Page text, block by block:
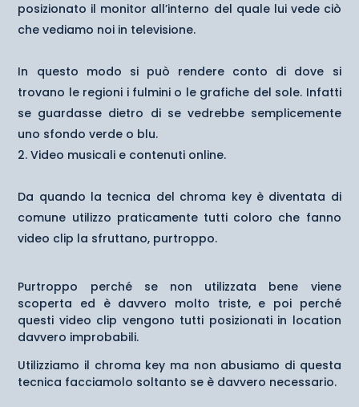
posizionato il monitor all’interno del quale lui vede ciò
che vediamo noi in televisione.
In questo modo si può rendere conto di dove si
trovano le regioni i fulmini o le grafiche del sole. Infatti
se guardasse dietro di se vedrebbe semplicemente
uno sfondo verde o blu.
Video musicali e contenuti online.
Da quando la tecnica del chroma key è diventata di
comune utilizzo praticamente tutti coloro che fanno
video clip la sfruttano, purtroppo.
Purtroppo perché se non utilizzata bene viene
scoperta ed è davvero molto triste, e poi perché
questi video clip vengono tutti posizionati in location
davvero improbabili.
Utilizziamo il chroma key ma non abusiamo di questa
tecnica facciamolo soltanto se è davvero necessario.